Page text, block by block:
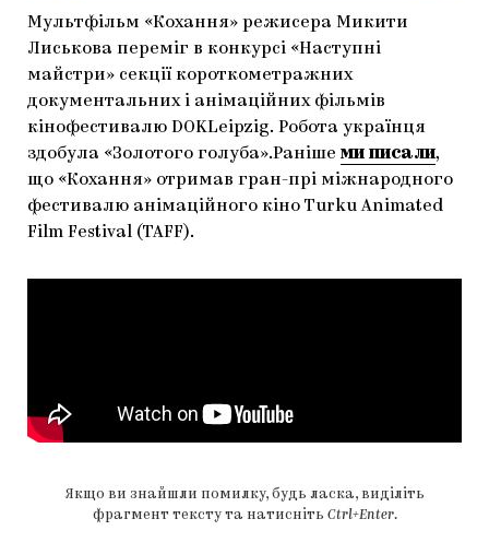
CARPATHIAN CULT ПРО РІЗДВЯНІ СВЯТА
Мультфільм «Кохання» режисера Микити
Лиськова переміг в конкурсі «Наступні
майстри» секції короткометражних
документальних і анімаційних фільмів
кінофестивалю DOKLeipzig. Робота українця
здобула «Золотого голуба».Раніше ми писали,
що «Кохання» отримав гран-прі міжнародного
фестивалю анімаційного кіно Turku Animated
Film Festival (TAFF).
Якщо ви знайшли помилку, будь ласка, виділіть
фрагмент тексту та натисніть Ctrl+Enter.